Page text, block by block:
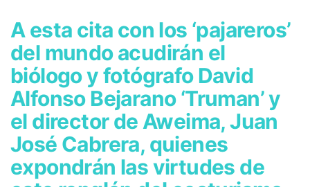
A esta cita con los ‘pajareros’
del mundo acudirán el
biólogo y fotógrafo David
Alfonso Bejarano ‘Truman’ y
el director de Aweima, Juan
José Cabrera, quienes
expondrán las virtudes de